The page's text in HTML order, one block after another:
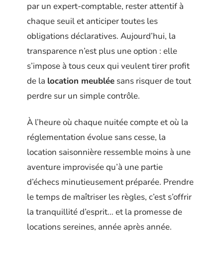
par un expert-comptable, rester attentif à
chaque seuil et anticiper toutes les
obligations déclaratives. Aujourd’hui, la
transparence n’est plus une option : elle
s’impose à tous ceux qui veulent tirer profit
de la location meublée sans risquer de tout
perdre sur un simple contrôle.
À l’heure où chaque nuitée compte et où la
réglementation évolue sans cesse, la
location saisonnière ressemble moins à une
aventure improvisée qu’à une partie
d’échecs minutieusement préparée. Prendre
le temps de maîtriser les règles, c’est s’offrir
la tranquillité d’esprit… et la promesse de
locations sereines, année après année.